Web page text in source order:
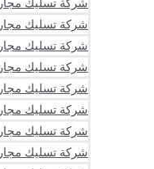
شركة تسليك مجاري
شركة تسليك مجاري
شركة تسليك مجاري
شركة تسليك مجاري
شركة تسليك مجاري
شركة تسليك مجاري
شركة تسليك مجاري